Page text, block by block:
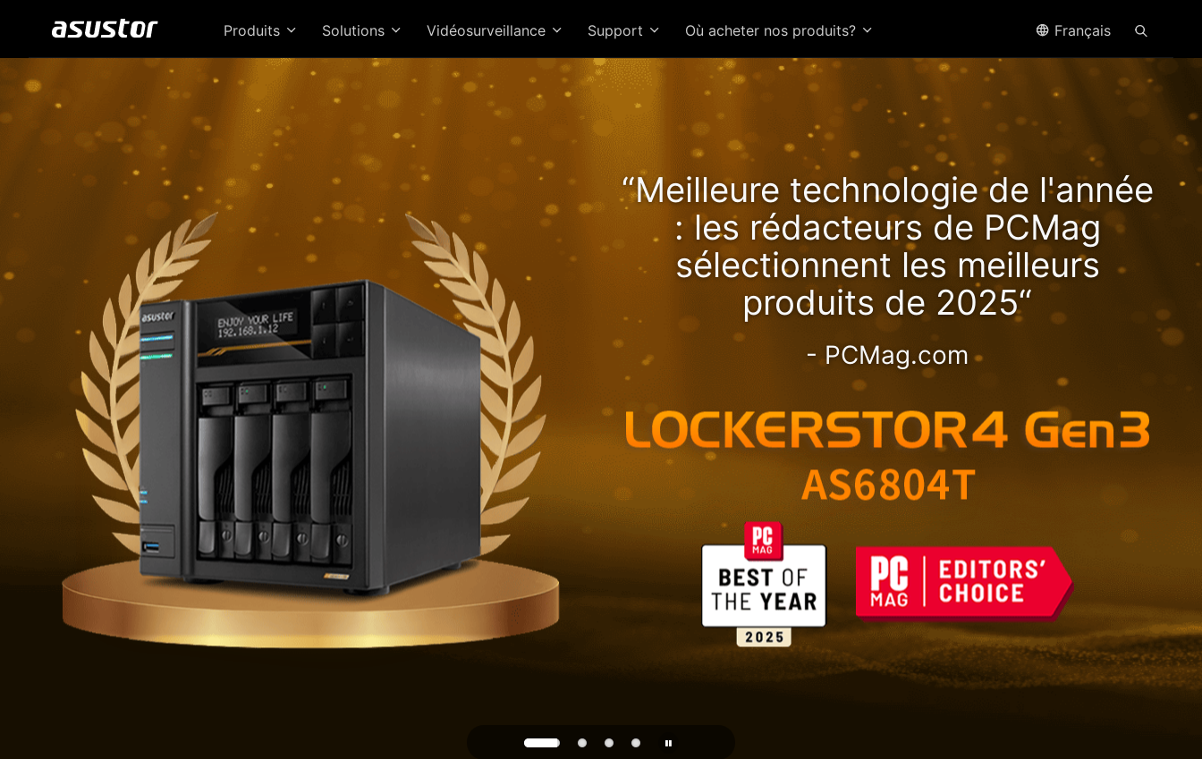
Produits Solutions Vidéosurveillance Support Où acheter nos produits? Français
“Meilleure technologie de l'année
: les rédacteurs de PCMag
sélectionnent les meilleurs
produits de 2025“
- PCMag.com
Le Lockerstor 24R Pro Gen2 offre
des performances croissantes
avec Ryzen !
NAS 2.5GbE haute valeur
Stockage fiable pour la maison et le
bureau
PQC Ready
Se défendre contre les attaques quantiques du futur